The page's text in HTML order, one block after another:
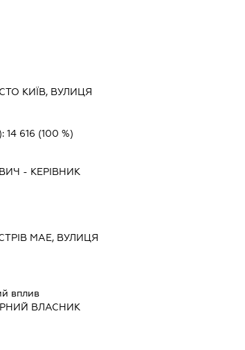
КИЇВ, ВУЛИЦЯ
14 616 (100 %)
- КЕРІВНИК
МАЕ, ВУЛИЦЯ
вплив
ВЛАСНИК